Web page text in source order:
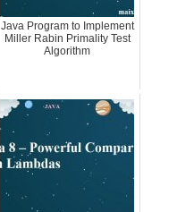
Java Program to Implement
Miller Rabin Primality Test
Algorithm